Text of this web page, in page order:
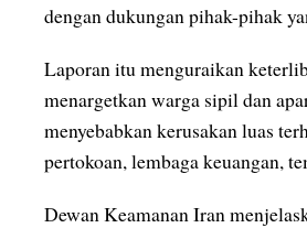
dengan dukungan pihak-pihak
Laporan itu menguraikan
menargetkan warga sipil dan
menyebabkan kerusakan luas
pertokoan, lembaga keuangan,
Dewan Keamanan Iran